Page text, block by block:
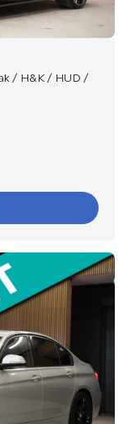
/ H&K / HUD /